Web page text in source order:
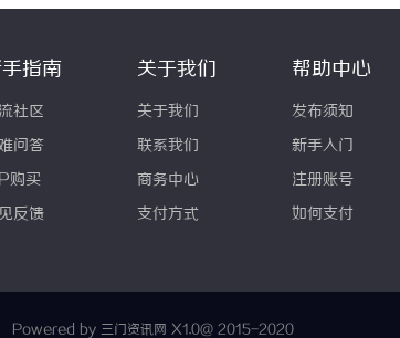
指南
社区
问答
购买
反馈
关于我们
关于我们
联系我们
商务中心
支付方式
帮助中心
发布须知
新手入门
注册账号
如何支付
Powered by 三门资讯网 X1.0@ 2015-2020